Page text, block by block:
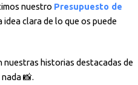
nuestro Presupuesto de
idea clara de lo que os puede
historias destacadas de
📸.